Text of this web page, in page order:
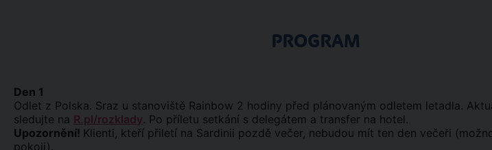
PROGRAM
Den 1
Odlet z Polska. Sraz u stanoviště Rainbow 2 hodiny před plánovaným odletem letadla.
sledujte na R.pl/rozklady. Po příletu setkání s delegátem a transfer na hotel.
Upozornění! Klienti, kteří přiletí na Sardinii pozdě večer, nebudou mít ten den večeři
pokoji).